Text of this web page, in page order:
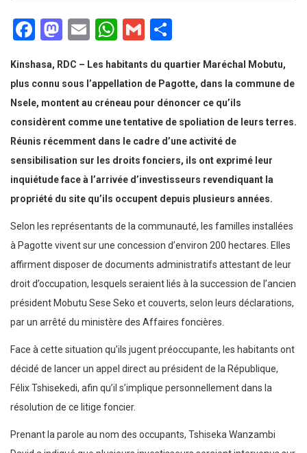
Facebook
Mastodon
EmailWhatsApp
Gmail
Kinshasa, RDC – Les habitants du quartier Maréchal Mobutu,
plus connu sous l’appellation de Pagotte, dans la commune de
Nsele, montent au créneau pour dénoncer ce qu’ils
considèrent comme une tentative de spoliation de leurs terres.
Réunis récemment dans le cadre d’une activité de
sensibilisation sur les droits fonciers, ils ont exprimé leur
inquiétude face à l’arrivée d’investisseurs revendiquant la
propriété du site qu’ils occupent depuis plusieurs années.
Selon les représentants de la communauté, les familles installées
à Pagotte vivent sur une concession d’environ 200 hectares. Elles
affirment disposer de documents administratifs attestant de leur
droit d’occupation, lesquels seraient liés à la succession de l’ancien
président Mobutu Sese Seko et couverts, selon leurs déclarations,
par un arrêté du ministère des Affaires foncières.
Face à cette situation qu’ils jugent préoccupante, les habitants ont
décidé de lancer un appel direct au président de la République,
Félix Tshisekedi, afin qu’il s’implique personnellement dans la
résolution de ce litige foncier.
Prenant la parole au nom des occupants, Tshiseka Wanzambi